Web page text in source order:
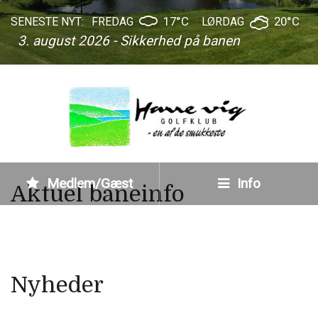
SENESTE NYT:
3. august 2026 - Sikkerhed på banen
FREDAG 17°C LØRDAG 20°C
Medlem/Gæst Info
Aktuel baneinfo
Nyheder